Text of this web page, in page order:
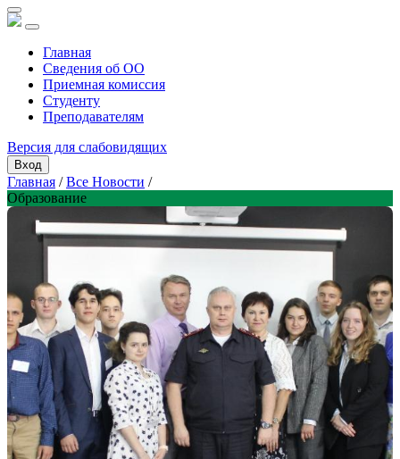
Главная
Сведения об ОО
Приемная комиссия
Студенту
Преподавателям
Версия для слабовидящих
Вход
Главная /Все Новости /
Образование